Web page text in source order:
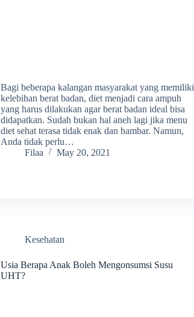
Bagi beberapa kalangan masyarakat yang memiliki
kelebihan berat badan, diet menjadi cara ampuh
yang harus dilakukan agar berat badan ideal bisa
didapatkan. Sudah bukan hal aneh lagi jika menu
diet sehat terasa tidak enak dan hambar. Namun,
Anda tidak perlu…
Filaa
May 20, 2021
Kesehatan
Usia Berapa Anak Boleh Mengonsumsi Susu
UHT?